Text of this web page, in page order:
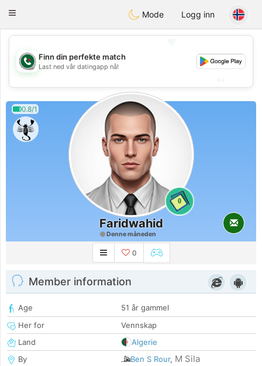
Weshrak
Toggle
Mode Logg inn
💖
💕
Finn din perfekte match
Last ned vår datingapp nå!
0.8/1
0
Faridwahid
Denne måneden
0
Member information
Age
51 år gammel
Her for
Vennskap
Land
Algerie
By
Ben S Rour, M Sila